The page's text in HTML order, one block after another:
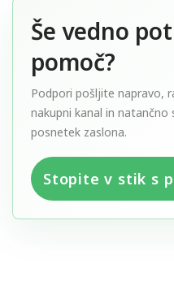
Še vedno
pomoč?
Podpori pošljite napravo,
nakupni kanal in natančno
posnetek zaslona.
Stopite v stik s